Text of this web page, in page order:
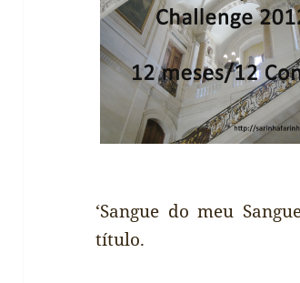
‘Sangue do meu
título.